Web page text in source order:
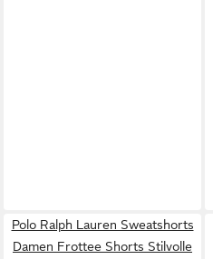
Polo Ralph Lauren Sweatshorts
Damen Frottee Shorts Stilvolle